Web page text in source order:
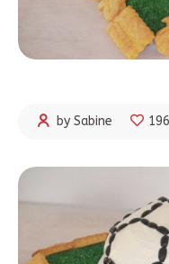
by Sabine